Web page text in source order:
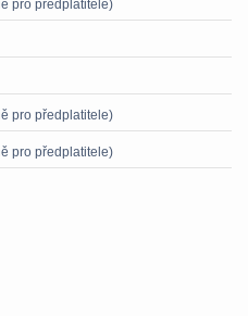
pro předplatitele)
pro předplatitele)
pro předplatitele)